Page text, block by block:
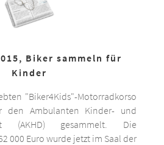
Biker sammeln für
Kinder
"Biker4Kids"-Motorradkorso
Ambulanten Kinder- und
(AKHD) gesammelt. Die
000 Euro wurde jetzt im Saal der